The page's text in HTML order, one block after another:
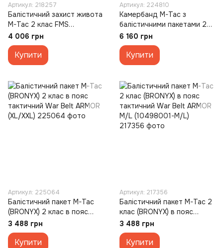
Артикул: 218257
Балістичний захист живота
M-Tac 2 клас FMS
(10454008) Зелений
(Multicam)
4 006 грн
Купити
Артикул: 224810
Камербанд M-Tac з
балістичними пакетами 2
клас для Cuirass Elite
Зелений (Multicam) (M/L)
6 160 грн
Купити
Артикул: 225064
Балістичний пакет M-Tac
(BRONYX) 2 клас в пояс
тактичний War Belt ARMOR
(XL/XXL)
3 488 грн
Купити
Артикул: 217356
Балістичний пакет M-Tac 2
клас (BRONYX) в пояс
тактичний War Belt ARMOR
M/L (10498001-M/L)
3 488 грн
Купити